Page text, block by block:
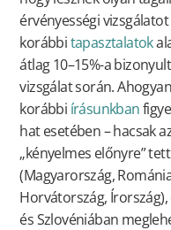
érvényességi
korábbitapasztalatok
átlag 10–15%-a
vizsgálat során. Ahogyan
korábbi írásunkban
hat esetében – hacsak
„kényelmes előnyre”
(Magyarország,
Horvátország,
és Szlovéniában